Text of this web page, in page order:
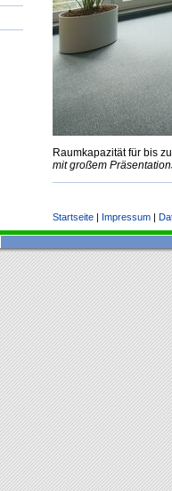
Raumkapazität für bis
mit großem
Startseite| Impressum|